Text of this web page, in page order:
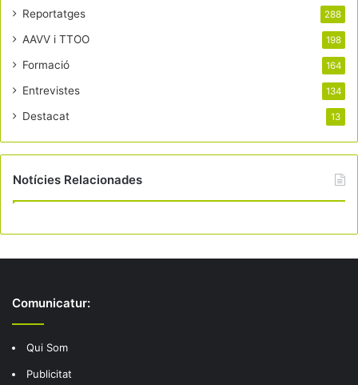
Reportatges 288
AAVV i TTOO 198
Formació 164
Entrevistes 134
Destacat 13
Notícies Relacionades
Comunicatur:
Qui Som
Publicitat